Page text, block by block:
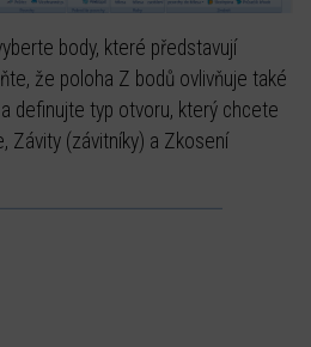
body, které představují
že poloha Z bodů ovlivňuje také
definujte typ otvoru, který chcete
Závity (závitníky) a Zkosení